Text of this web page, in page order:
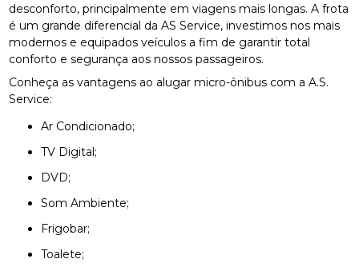
desconforto, principalmente em viagens mais longas. A frota
é um grande diferencial da AS Service, investimos nos mais
modernos e equipados veículos a fim de garantir total
conforto e segurança aos nossos passageiros.
Conheça as vantagens ao alugar micro-ônibus com a A.S.
Service:
Ar Condicionado;
TV Digital;
DVD;
Som Ambiente;
Frigobar;
Toalete;